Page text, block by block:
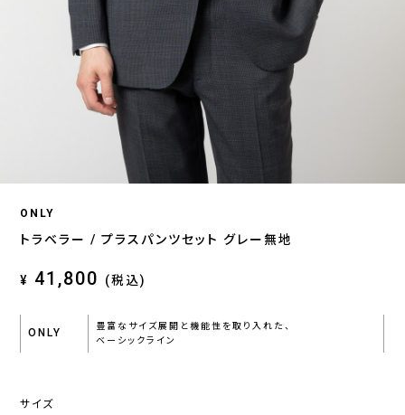
ONLY
トラベラー / プラスパンツセット グレー無地
¥ 41,800 (税込)
ONLY
豊富なサイズ展開と機能性を取り入れた、
ベーシックライン
サイズ